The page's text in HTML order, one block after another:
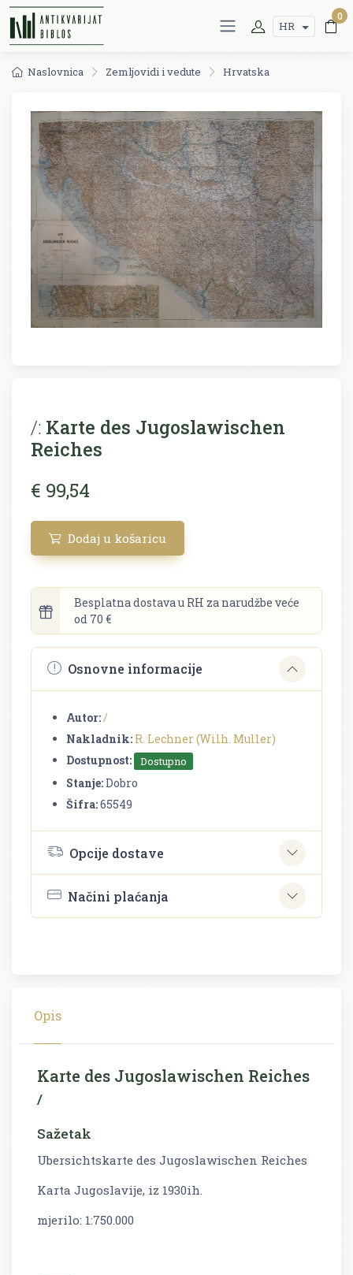
HR
0
Naslovnica Zemljovidi i vedute Hrvatska
/: Karte des Jugoslawischen
Reiches
€ 99,54
Dodaj u košaricu
Besplatna dostava u RH za narudžbe veće
od 70 €
Osnovne informacije
Autor:/
Nakladnik: R. Lechner (Wilh. Muller)
Dostupnost:
Dostupno
Stanje:Dobro
Šifra:65549
Opcije dostave
Načini plaćanja
Opis
Karte des Jugoslawischen Reiches
/
Sažetak
Ubersichtskarte des Jugoslawischen Reiches
Karta Jugoslavije, iz 1930ih.
mjerilo: 1:750.000